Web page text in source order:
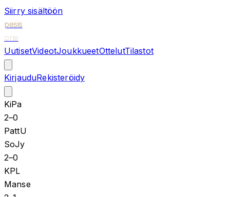
Siirry sisältöön
pesis
one
UutisetVideotJoukkueetOttelutTilastot
KirjauduRekisteröidy
KiPa
2–0
PattU
SoJy
2–0
KPL
Manse